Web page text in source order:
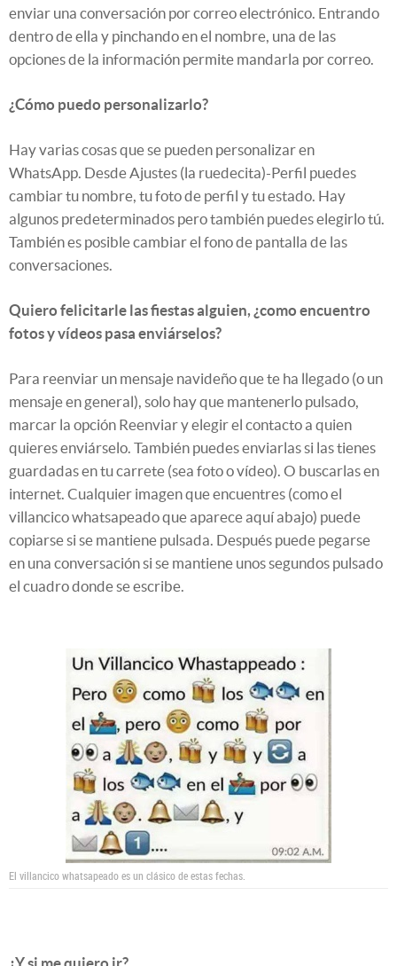
enviar una conversación por correo electrónico. Entrando
dentro de ella y pinchando en el nombre, una de las
opciones de la información permite mandarla por correo.
¿Cómo puedo personalizarlo?
Hay varias cosas que se pueden personalizar en
WhatsApp. Desde Ajustes (la ruedecita)-Perfil puedes
cambiar tu nombre, tu foto de perfil y tu estado. Hay
algunos predeterminados pero también puedes elegirlo tú.
También es posible cambiar el fono de pantalla de las
conversaciones.
Quiero felicitarle las fiestas alguien, ¿como encuentro
fotos y vídeos pasa enviárselos?
Para reenviar un mensaje navideño que te ha llegado (o un
mensaje en general), solo hay que mantenerlo pulsado,
marcar la opción Reenviar y elegir el contacto a quien
quieres enviárselo. También puedes enviarlas si las tienes
guardadas en tu carrete (sea foto o vídeo). O buscarlas en
internet. Cualquier imagen que encuentres (como el
villancico whatsapeado que aparece aquí abajo) puede
copiarse si se mantiene pulsada. Después puede pegarse
en una conversación si se mantiene unos segundos pulsado
el cuadro donde se escribe.
El villancico whatsapeado es un clásico de estas fechas.